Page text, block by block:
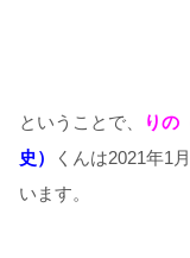
ということで、 りの
史）
くんは2021年1
います。